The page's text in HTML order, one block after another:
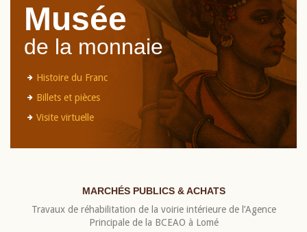
Musée
de la monnaie
Histoire du Franc
Billets et pièces
Visite virtuelle
MARCHÉS PUBLICS & ACHATS
Travaux de réhabilitation de la voirie intérieure de l’Agence
Principale de la BCEAO à Lomé